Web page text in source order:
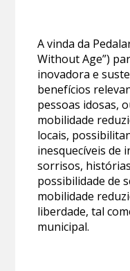
A vinda da
Without Age”)
inovadora e
benefícios
pessoas idosas,
mobilidade
locais,
inesquecíveis de
sorrisos,
possibilidade de
mobilidade
liberdade, tal
municipal.